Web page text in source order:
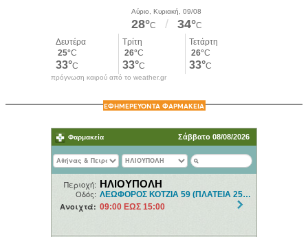
πρόγνωση καιρού από το weather.gr
ΕΦΗΜΕΡΕΥΟΝΤΑ ΦΑΡΜΑΚΕΙΑ